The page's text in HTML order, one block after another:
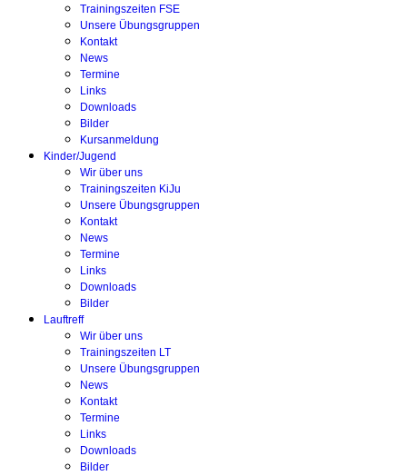
Trainingszeiten FSE
Unsere Übungsgruppen
Kontakt
News
Termine
Links
Downloads
Bilder
Kursanmeldung
Kinder/Jugend
Wir über uns
Trainingszeiten KiJu
Unsere Übungsgruppen
Kontakt
News
Termine
Links
Downloads
Bilder
Lauftreff
Wir über uns
Trainingszeiten LT
Unsere Übungsgruppen
News
Kontakt
Termine
Links
Downloads
Bilder